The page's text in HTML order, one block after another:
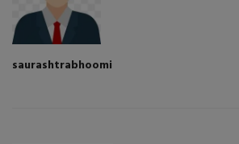
saurashtrabhoomi